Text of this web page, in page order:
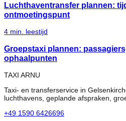
Luchthaventransfer plannen:
ontmoetingspunt
4 min. leestijd
Groepstaxi plannen:
ophaalpunten
TAXI ARNU
Taxi- en transferservice in
luchthavens, geplande afspraken,
+49 1590 6426696